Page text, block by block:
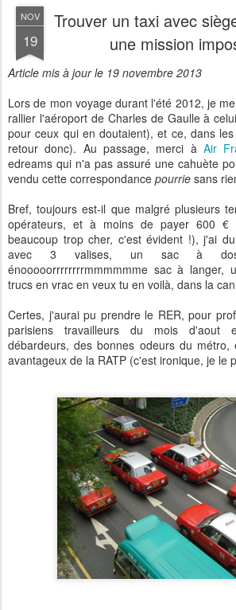
NOV
19
Trouver un taxi avec
une mission
Article mis à jour le 19 novembre 2013
Lors de mon voyage durant l'été 2012, je
rallier l'aéroport de Charles de Gaulle à
pour ceux qui en doutaient), et ce, dans
retour donc). Au passage, merci à Air
edreams qui n'a pas assuré une cahuète
vendu cette correspondance pourrie sans
Bref, toujours est-il que malgré plusieurs
opérateurs, et à moins de payer 600 €
beaucoup trop cher, c'est évident !), j'ai
avec 3 valises, un sac à
énooooorrrrrrrrmmmmmme sac à langer,
trucs en vrac en veux tu en voilà, dans la
Certes, j'aurai pu prendre le RER, pour
parisiens travailleurs du mois d'aout
débardeurs, des bonnes odeurs du
avantageux de la RATP (c'est ironique, je le